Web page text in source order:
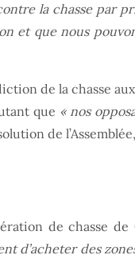
la chasse par
et que nous
de la chasse
que « nos
de
de chasse
d’acheter des